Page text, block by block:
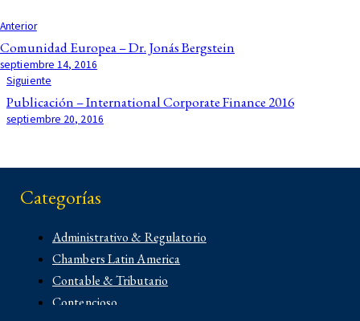
Anterior
Comunidad Europea – Dr. Jonás Bergstein
septiembre 14, 2016
Siguiente
Publicación – International Corporate Finance 2016
septiembre 20, 2016
Categorías
Administrativo & Regulatorio
Chambers Latin America
Contable & Tributario
Contencioso